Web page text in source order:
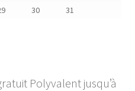
30 31
Polyvalent jusqu’à